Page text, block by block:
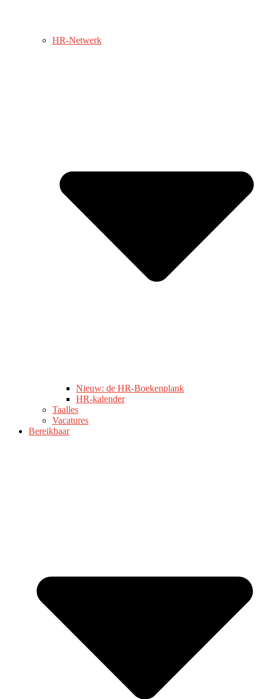
HR-Netwerk
Nieuw: de HR-Boekenplank
HR-kalender
Taalles
Vacatures
Bereikbaar